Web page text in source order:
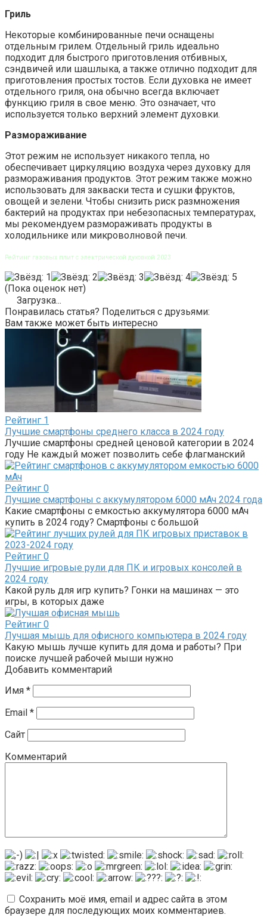
Гриль
Некоторые комбинированные печи оснащены
отдельным грилем. Отдельный гриль идеально
подходит для быстрого приготовления отбивных,
сэндвичей или шашлыка, а также отлично подходит для
приготовления простых тостов. Если духовка не имеет
отдельного гриля, она обычно всегда включает
функцию гриля в свое меню. Это означает, что
используется только верхний элемент духовки.
Размораживание
Этот режим не использует никакого тепла, но
обеспечивает циркуляцию воздуха через духовку для
размораживания продуктов. Этот режим также можно
использовать для закваски теста и сушки фруктов,
овощей и зелени. Чтобы снизить риск размножения
бактерий на продуктах при небезопасных температурах,
мы рекомендуем размораживать продукты в
холодильнике или микроволновой печи.
Рейтинг газовых плит с электрической духовкой 2023
(Пока оценок нет)
Загрузка...
Понравилась статья? Поделиться с друзьями:
Вам также может быть интересно
Рейтинг 1
Лучшие смартфоны среднего класса в 2024 году
Лучшие смартфоны средней ценовой категории в 2024
году Не каждый может позволить себе флагманский
Рейтинг 0
Лучшие смартфоны с аккумулятором 6000 мАч 2024 года
Какие смартфоны с емкостью аккумулятора 6000 мАч
купить в 2024 году? Смартфоны с большой
Рейтинг 0
Лучшие игровые рули для ПК и игровых консолей в
2024 году
Какой руль для игр купить? Гонки на машинах — это
игры, в которых даже
Рейтинг 0
Лучшая мышь для офисного компьютера в 2024 году
Какую мышь лучше купить для дома и работы? При
поиске лучшей рабочей мыши нужно
Добавить комментарий
Имя *
Email *
Сайт
Комментарий
Сохранить моё имя, email и адрес сайта в этом
браузере для последующих моих комментариев.